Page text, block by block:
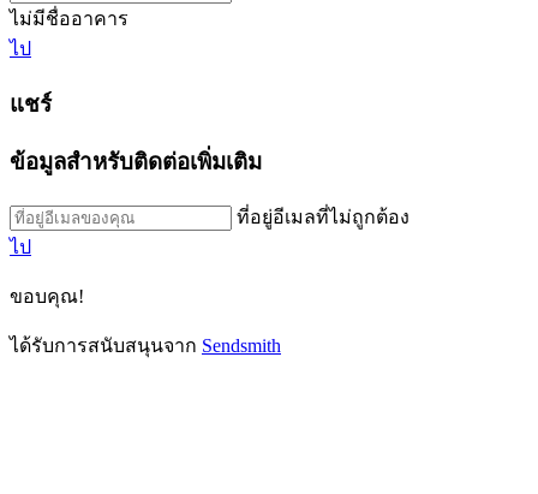
ไม่มีชื่ออาคาร
ไป
แชร์
ข้อมูลสำหรับติดต่อเพิ่มเติม
ที่อยู่อีเมลที่ไม่ถูกต้อง
ไป
ขอบคุณ!
ได้รับการสนับสนุนจาก Sendsmith